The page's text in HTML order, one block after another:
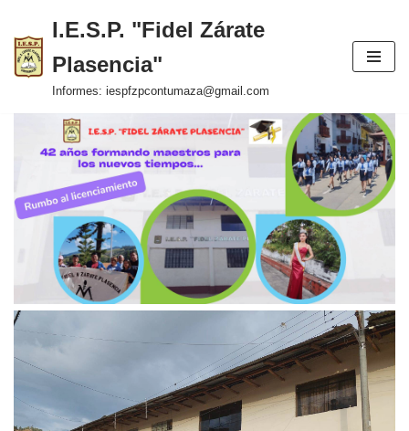
Saltar
al
contenido
I.E.S.P. "Fidel Zárate
Plasencia"
Informes: iespfzpcontumaza@gmail.com